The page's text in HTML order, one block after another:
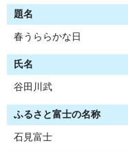
題名
春うららかな日
氏名
谷田川武
ふるさと富士の名称
石見富士